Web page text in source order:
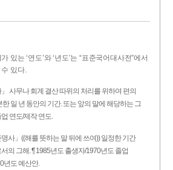
있는 ‘연도’와 ‘년도’는 “표준국어대사전”에서
있다.
」 사무나 회계 결산 따위의 처리를 위하여 편의
한 일 년 동안의 기간. 또는 앞의 말에 해당하는 그
업 연도/제작 연도.
명사」((해를 뜻하는 말 뒤에 쓰여)) 일정한 기간
의 그해. ¶ 1985년도 출생자/1970년도 졸업
년도 예산안.